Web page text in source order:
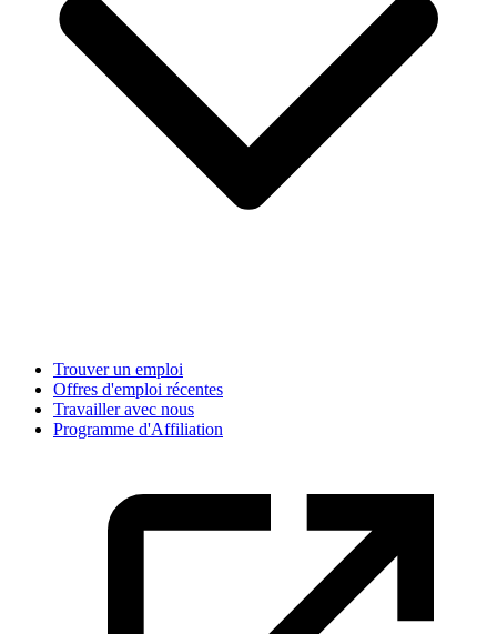
Trouver un emploi
Offres d'emploi récentes
Travailler avec nous
Programme d'Affiliation